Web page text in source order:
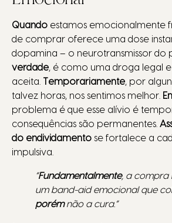
Quando estamos emocionalmente
de comprar oferece uma dose
dopamina – o neurotransmissor do
verdade, é como uma droga legal
aceita.
Temporariamente, por
talvez horas, nos sentimos melhor.
problema é que esse alívio é
consequências são permanentes.
do endividamento se fortalece a
impulsiva.
“Fundamentalmente, a compra
um band-aid emocional que
porémnão a cura.”